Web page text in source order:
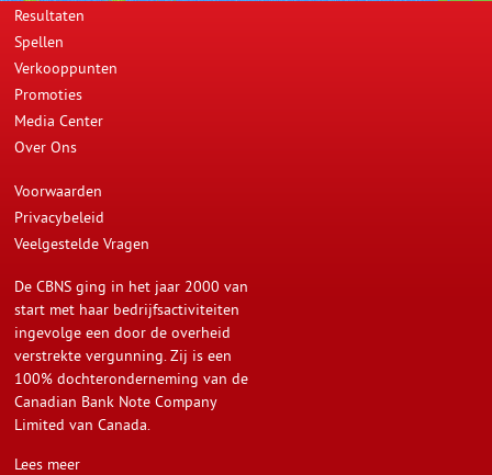
Resultaten
Spellen
Verkooppunten
Promoties
Media Center
Over Ons
Voorwaarden
Privacybeleid
Veelgestelde Vragen
De CBNS ging in het jaar 2000 van
start met haar bedrijfsactiviteiten
ingevolge een door de overheid
verstrekte vergunning. Zij is een
100% dochteronderneming van de
Canadian Bank Note Company
Limited van Canada.
Lees meer